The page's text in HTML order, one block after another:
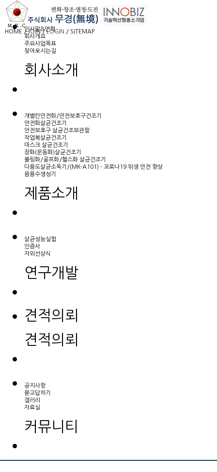
HOME /JOIN/LOGIN / SITEMAP
인사말&연혁
회사개요
주요사업목표
찾아오시는길
회사소개
개별칸안전화/안전보호구건조기
안전화살균건조기
안전보호구 살균건조보관함
작업복살균건조기
마스크 살균건조기
장화(운동화)살균건조기
볼링화/골프화/헬스화 살균건조기
다용도살균소독기/(MK-A101) - 코로나19 위생 안전 향상
음용수생성기
제품소개
살균성능실험
인증서
자외선상식
연구개발
견적의뢰
견적의뢰
공지사항
묻고답하기
갤러리
자료실
커뮤니티